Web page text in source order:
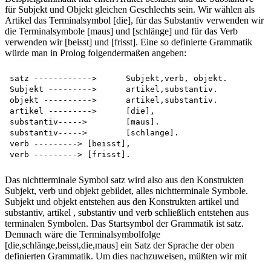
für Subjekt und Objekt gleichen Geschlechts sein. Wir wählen als
Artikel das Terminalsymbol [die], für das Substantiv verwenden wir
die Terminalsymbole [maus] und [schlänge] und für das Verb
verwenden wir [beisst] und [frisst]. Eine so definierte Grammatik
würde man in Prolog folgendermaßen angeben:
satz ------------>	Subjekt,verb, objekt.
Subjekt --------->	artikel,substantiv.
objekt ---------->	artikel,substantiv.
artikel --------->	[die],
substantiv----->	[maus].
substantiv----->	[schlange].
verb ---------> [beisst],
Das nichtterminale Symbol satz wird also aus den Konstrukten
Subjekt, verb und objekt gebildet, alles nichtterminale Symbole.
Subjekt und objekt entstehen aus den Konstrukten artikel und
substantiv, artikel , substantiv und verb schließlich entstehen aus
terminalen Symbolen. Das Startsymbol der Grammatik ist satz.
Demnach wäre die Terminalsymbolfolge
[die,schlänge,beisst,die,maus] ein Satz der Sprache der oben
definierten Grammatik. Um dies nachzuweisen, müßten wir mit